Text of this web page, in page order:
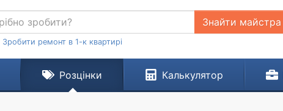
Знайти майстра
Зробити ремонт в 1-к квартирі
Розцінки Калькулятор